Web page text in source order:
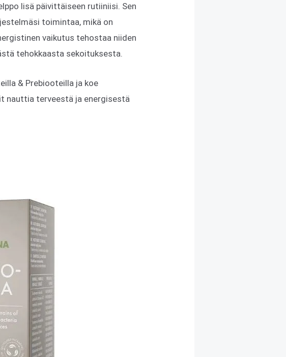
lisä päivittäiseen rutiiniisi. Sen
toimintaa, mikä on
vaikutus tehostaa niiden
tehokkaasta sekoituksesta.
& Prebiooteilla ja koe
nauttia terveestä ja energisestä